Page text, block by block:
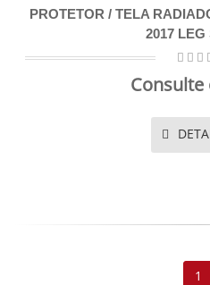
PROTETOR / TELA
2017 LEG
Consulte
1